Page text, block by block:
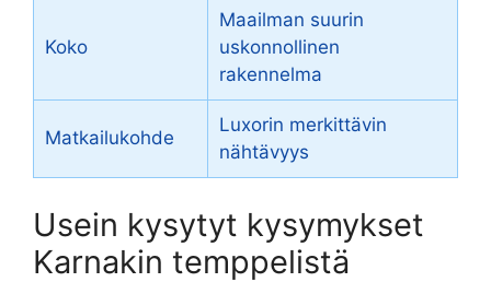
Koko
Maailman suurin
uskonnollinen
rakennelma
Matkailukohde
Luxorin merkittävin
nähtävyys
Usein kysytyt kysymykset
Karnakin temppelistä